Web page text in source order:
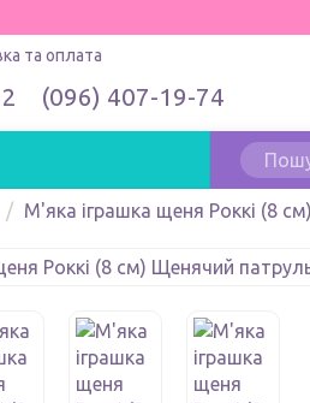
та оплата
(096) 407-19-74
М'яка іграшка щеня Роккі (8